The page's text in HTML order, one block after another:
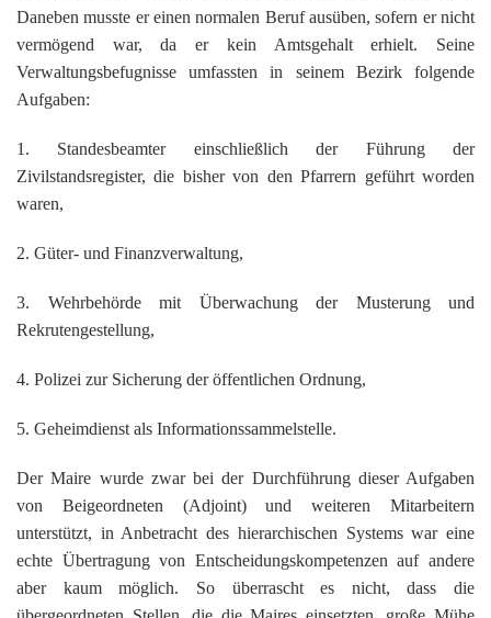
Daneben musste er einen normalen Beruf ausüben, sofern er nicht
vermögend war, da er kein Amtsgehalt erhielt. Seine
Verwaltungsbefugnisse umfassten in seinem Bezirk folgende
Aufgaben:
1. Standesbeamter einschließlich der Führung der
Zivilstandsregister, die bisher von den Pfarrern geführt worden
waren,
2. Güter- und Finanzverwaltung,
3. Wehrbehörde mit Überwachung der Musterung und
Rekrutengestellung,
4. Polizei zur Sicherung der öffentlichen Ordnung,
5. Geheimdienst als Informationssammelstelle.
Der Maire wurde zwar bei der Durchführung dieser Aufgaben
von Beigeordneten (Adjoint) und weiteren Mitarbeitern
unterstützt, in Anbetracht des hierarchischen Systems war eine
echte Übertragung von Entscheidungskompetenzen auf andere
aber kaum möglich. So überrascht es nicht, dass die